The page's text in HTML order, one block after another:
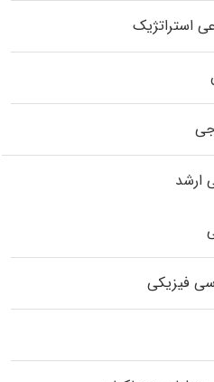
استراتژیک
ارشد
فیزیکی